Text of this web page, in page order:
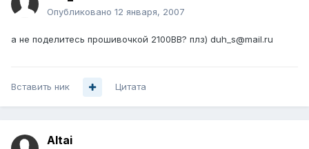
Опубликовано 12 января, 2007
а не поделитесь прошивочкой 2100BB? плз) duh_s@mail.ru
Вставить ник Цитата
Altai